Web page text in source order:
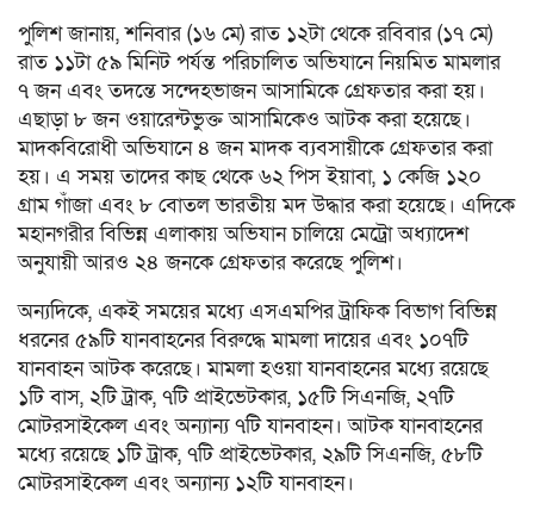
পুলিশ জানায়, শনিবার (১৬ মে) রাত ১২টা থেকে রবিবার (১৭ মে)
রাত ১১টা ৫৯ মিনিট পর্যন্ত পরিচালিত অভিযানে নিয়মিত মামলার
৭ জন এবং তদন্তে সন্দেহভাজন আসামিকে গ্রেফতার করা হয়।
এছাড়া ৮ জন ওয়ারেন্টভুক্ত আসামিকেও আটক করা হয়েছে।
মাদকবিরোধী অভিযানে ৪ জন মাদক ব্যবসায়ীকে গ্রেফতার করা
হয়। এ সময় তাদের কাছ থেকে ৬২ পিস ইয়াবা, ১ কেজি ১২০
গ্রাম গাঁজা এবং ৮ বোতল ভারতীয় মদ উদ্ধার করা হয়েছে। এদিকে
মহানগরীর বিভিন্ন এলাকায় অভিযান চালিয়ে মেট্রো অধ্যাদেশ
অনুযায়ী আরও ২৪ জনকে গ্রেফতার করেছে পুলিশ।
অন্যদিকে, একই সময়ের মধ্যে এসএমপির ট্রাফিক বিভাগ বিভিন্ন
ধরনের ৫৯টি যানবাহনের বিরুদ্ধে মামলা দায়ের এবং ১০৭টি
যানবাহন আটক করেছে। মামলা হওয়া যানবাহনের মধ্যে রয়েছে
১টি বাস, ২টি ট্রাক, ৭টি প্রাইভেটকার, ১৫টি সিএনজি, ২৭টি
মোটরসাইকেল এবং অন্যান্য ৭টি যানবাহন। আটক যানবাহনের
মধ্যে রয়েছে ১টি ট্রাক, ৭টি প্রাইভেটকার, ২৯টি সিএনজি, ৫৮টি
মোটরসাইকেল এবং অন্যান্য ১২টি যানবাহন।